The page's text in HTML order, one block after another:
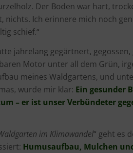
Der Boden war hart,
nichts. Ich erinnere mich noch
schief.“
jahrelang gegärtnert,
Motor unter all dem Grün,
meines Waldgartens, und
wurde mir klar: Ein gesunder
– er ist unser Verbündeter
im Klimawandel“ geht es
Humusaufbau, Mulchen